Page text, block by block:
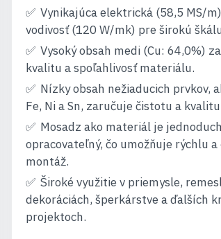
Vynikajúca elektrická (58,5 MS/
vodivosť (120 W/mk) pre širokú
Vysoký obsah medi (Cu: 64,0%)
kvalitu a spoľahlivosť materiálu.
Nízky obsah nežiaducich prvkov,
Fe, Ni a Sn, zaručuje čistotu a
Mosadz ako materiál je
opracovateľný, čo umožňuje rýchlu
montáž.
Široké využitie v priemysle,
dekoráciách, šperkárstve a ďalších
projektoch.